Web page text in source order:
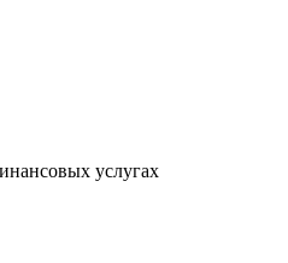
услугах